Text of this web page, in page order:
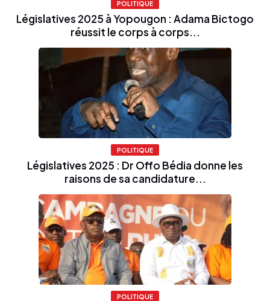
POLITIQUE
Législatives 2025 à Yopougon : Adama Bictogo
réussit le corps à corps...
POLITIQUE
Législatives 2025 : Dr Offo Bédia donne les
raisons de sa candidature...
POLITIQUE